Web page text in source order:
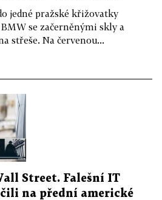
jedné pražské křižovatky
se začerněnými skly a
střeše. Na červenou...
Street. Falešní IT
na přední americké